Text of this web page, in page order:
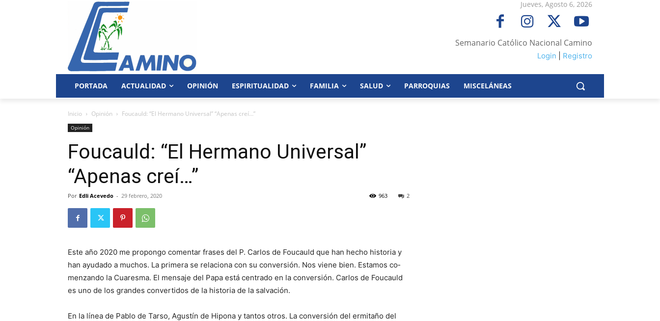
Jueves, Agosto 6, 2026
Semanario Católico Nacional Camino
Login Registro
PORTADA ACTUALIDAD OPINIÓN ESPIRITUALIDAD FAMILIA SALUD PARROQUIAS MISCELÁNEAS
Inicio Opinión Foucauld: “El Hermano Universal” “Apenas creí…”
Opinión
Foucauld: “El Hermano Universal”
“Apenas creí…”
Por Edli Acevedo - 29 febrero, 2020 2
963
Este año 2020 me propongo comentar frases del P. Carlos de Foucauld que han hecho historia y
han ayudado a muchos. La primera se re­laciona con su conversión. Nos viene bien. Estamos co­
menzando la Cuaresma. El mensaje del Papa está centrado en la conversión. Car­los de Fou­cauld
es uno de los grandes convertidos de la historia de la salvación.
En la línea de Pablo de Tarso, Agustín de Hipona y tantos otros. La conversión del ermitaño del